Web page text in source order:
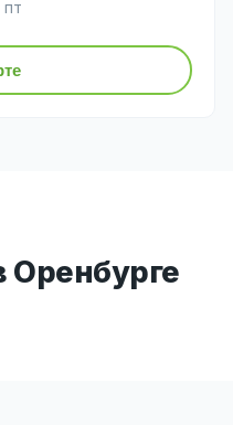
Оренбурге